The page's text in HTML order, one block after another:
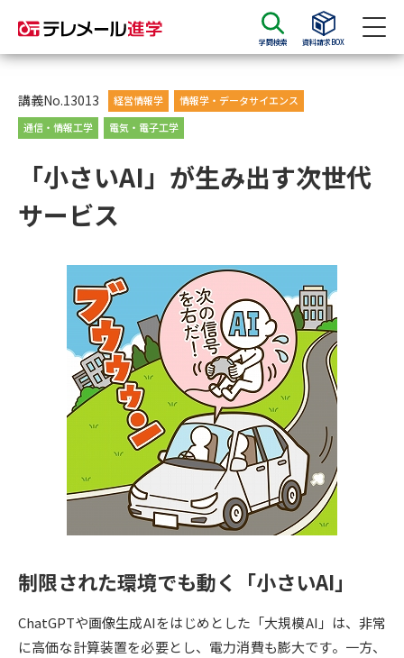
学問検索 資料請求BOX
資料請求 資料検索
大学・短大の資料種類から請求
大学パンフ
集要項＆願書
募集要項＆願書
大学・短大以外の資料から請求
専門学校の資料請求 大学院の資料請求
留学・進学関連、塾・予備校
大学入学共通テスト「受験案
内」の請求
大学入学共通テスト「受験上の
高等学校卒業程度認定試験
高等学校（情報）教員資格認定
講義No.13013 経営情報学
情報学・データサイエンス
通信・情報工学
電気・電子工学
「小さいAI」が生み出す次世代
サービス
制限された環境でも動く「小さいAI」
ChatGPTや画像生成AIをはじめとした「大規模AI」は、非常
に高価な計算装置を必要とし、電力消費も膨大です。一方、